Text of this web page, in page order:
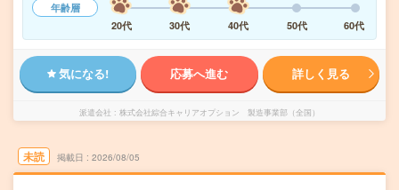
年齢層
20代
30代 40代 50代 60代
気になる! 応募へ進む 詳しく見る
派遣会社 株式会社綜合キャリアオプション 製造事業部（全国）
未読 掲載日 2026/08/05